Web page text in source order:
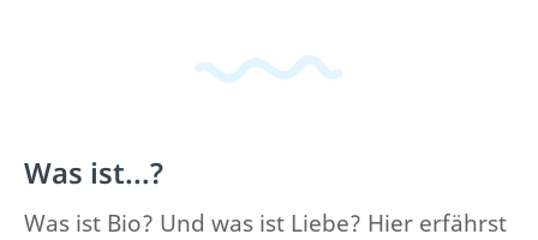
Was ist...?
Was ist Bio? Und was ist Liebe? Hier erfährst